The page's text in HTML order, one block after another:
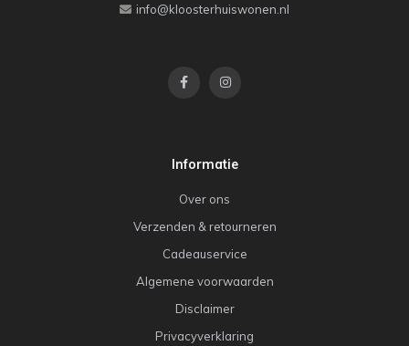
info@kloosterhuiswonen.nl
Informatie
Over ons
Verzenden & retourneren
Cadeauservice
Algemene voorwaarden
Disclaimer
Privacyverklaring